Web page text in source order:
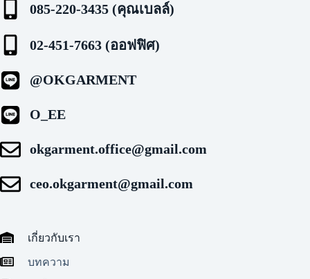
085-220-3435 (คุณเบลล์)
02-451-7663 (ออฟฟิศ)
@OKGARMENT
O_EE
okgarment.office@gmail.com
ceo.okgarment@gmail.com
เกี่ยวกับเรา
บทความ